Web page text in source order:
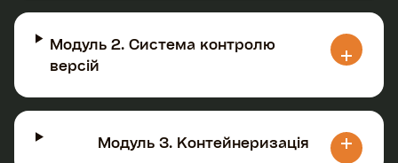
Модуль 2. Система контролю
версій
Модуль 3. Контейнеризація